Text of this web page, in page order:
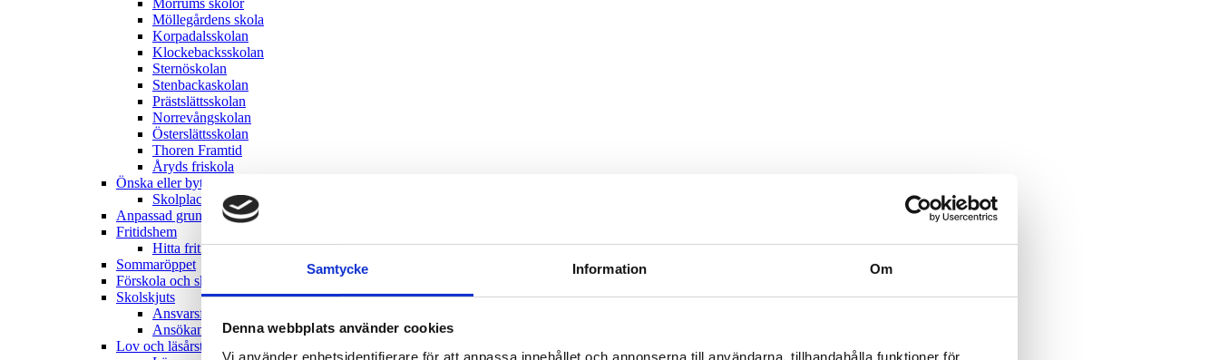
Samtycke Information Om
Denna webbplats använder cookies
Vi använder enhetsidentifierare för att anpassa innehållet och annonserna till användarna, tillhandahålla funktioner för
Möllegårdens skola
Korpadalsskolan
Klockebacksskolan
Sternöskolan
Stenbackaskolan
Prästslättsskolan
Norrevångskolan
Österslättsskolan
Thoren Framtid
Åryds friskola
Önska eller byta grundskola
Skolplacering – principer och urval
Anpassad grundskola
Fritidshem
Hitta fritidshem
Sommaröppet
Förskola och skola för flyktingar från Ukraina
Skolskjuts
Ansvarsfördelning och ordningsregler
Ansökan skolskjuts
Lov och läsårstider